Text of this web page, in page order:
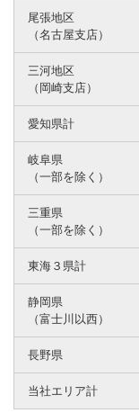
尾張地区
（名古屋支店）
三河地区
（岡崎支店）
愛知県計
岐阜県
（一部を除く）
三重県
（一部を除く）
東海３県計
静岡県
（富士川以西）
長野県
当社エリア計